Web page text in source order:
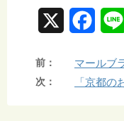
c
前： マールブ
次： 「京都の